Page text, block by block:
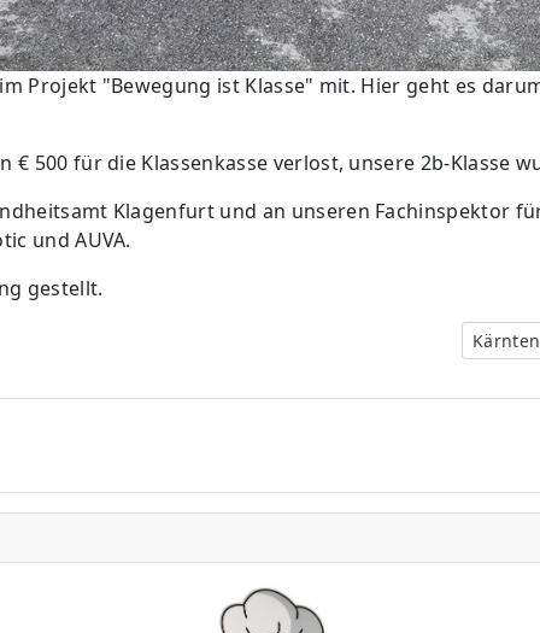
Projekt "Bewegung ist Klasse" mit. Hier geht es
500 für die Klassenkasse verlost, unsere 2b-Klasse
Klagenfurt und an unseren Fachinspektor
und AUVA.
gestellt.